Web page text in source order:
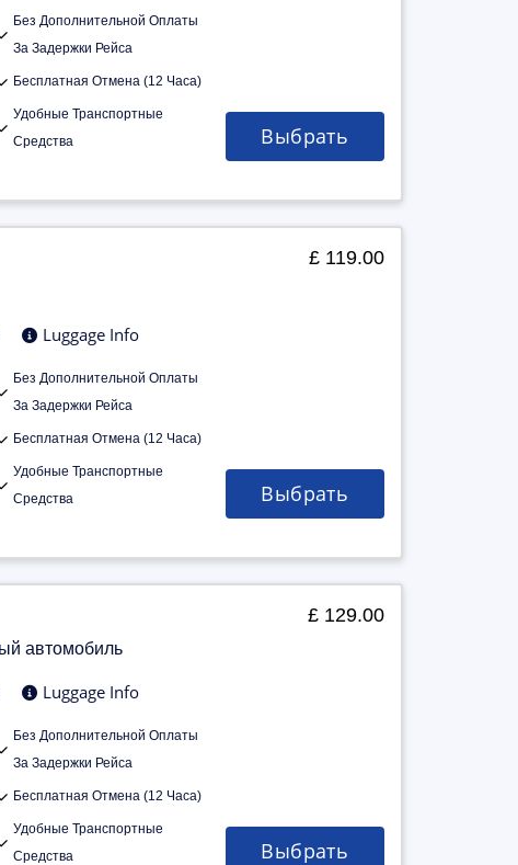
Без Дополнительной Оплаты
За Задержки Рейса
Бесплатная Отмена (12 Часа)
Удобные Транспортные
Средства
Выбрать
Luggage Info
Без Дополнительной Оплаты
За Задержки Рейса
Бесплатная Отмена (12 Часа)
Удобные Транспортные
Средства
£ 119.00
Выбрать
автомобиль
Luggage Info
Без Дополнительной Оплаты
За Задержки Рейса
Бесплатная Отмена (12 Часа)
Удобные Транспортные
Средства
£ 129.00
Выбрать